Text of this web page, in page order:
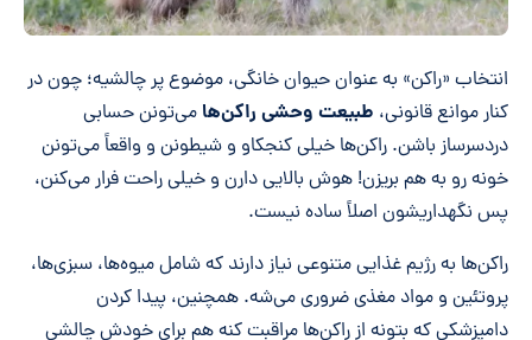
انتخاب «راکن» به عنوان حیوان خانگی، موضوع پر چالشیه؛ چون در
کنار موانع قانونی، طبیعت وحشی راکن‌ها می‌تونن حسابی
دردسرساز باشن. راکن‌ها خیلی کنجکاو و شیطونن و واقعاً می‌تونن
خونه رو به هم بریزن! هوش بالایی دارن و خیلی راحت فرار می‌کنن،
پس نگهداریشون اصلاً ساده نیست.
راکن‌ها به رژیم غذایی متنوعی نیاز دارند که شامل میوه‌ها، سبزی‌ها،
پروتئین و مواد مغذی ضروری می‌شه. همچنین، پیدا کردن
دامپزشکی که بتونه از راکن‌ها مراقبت کنه هم برای خودش چالشی